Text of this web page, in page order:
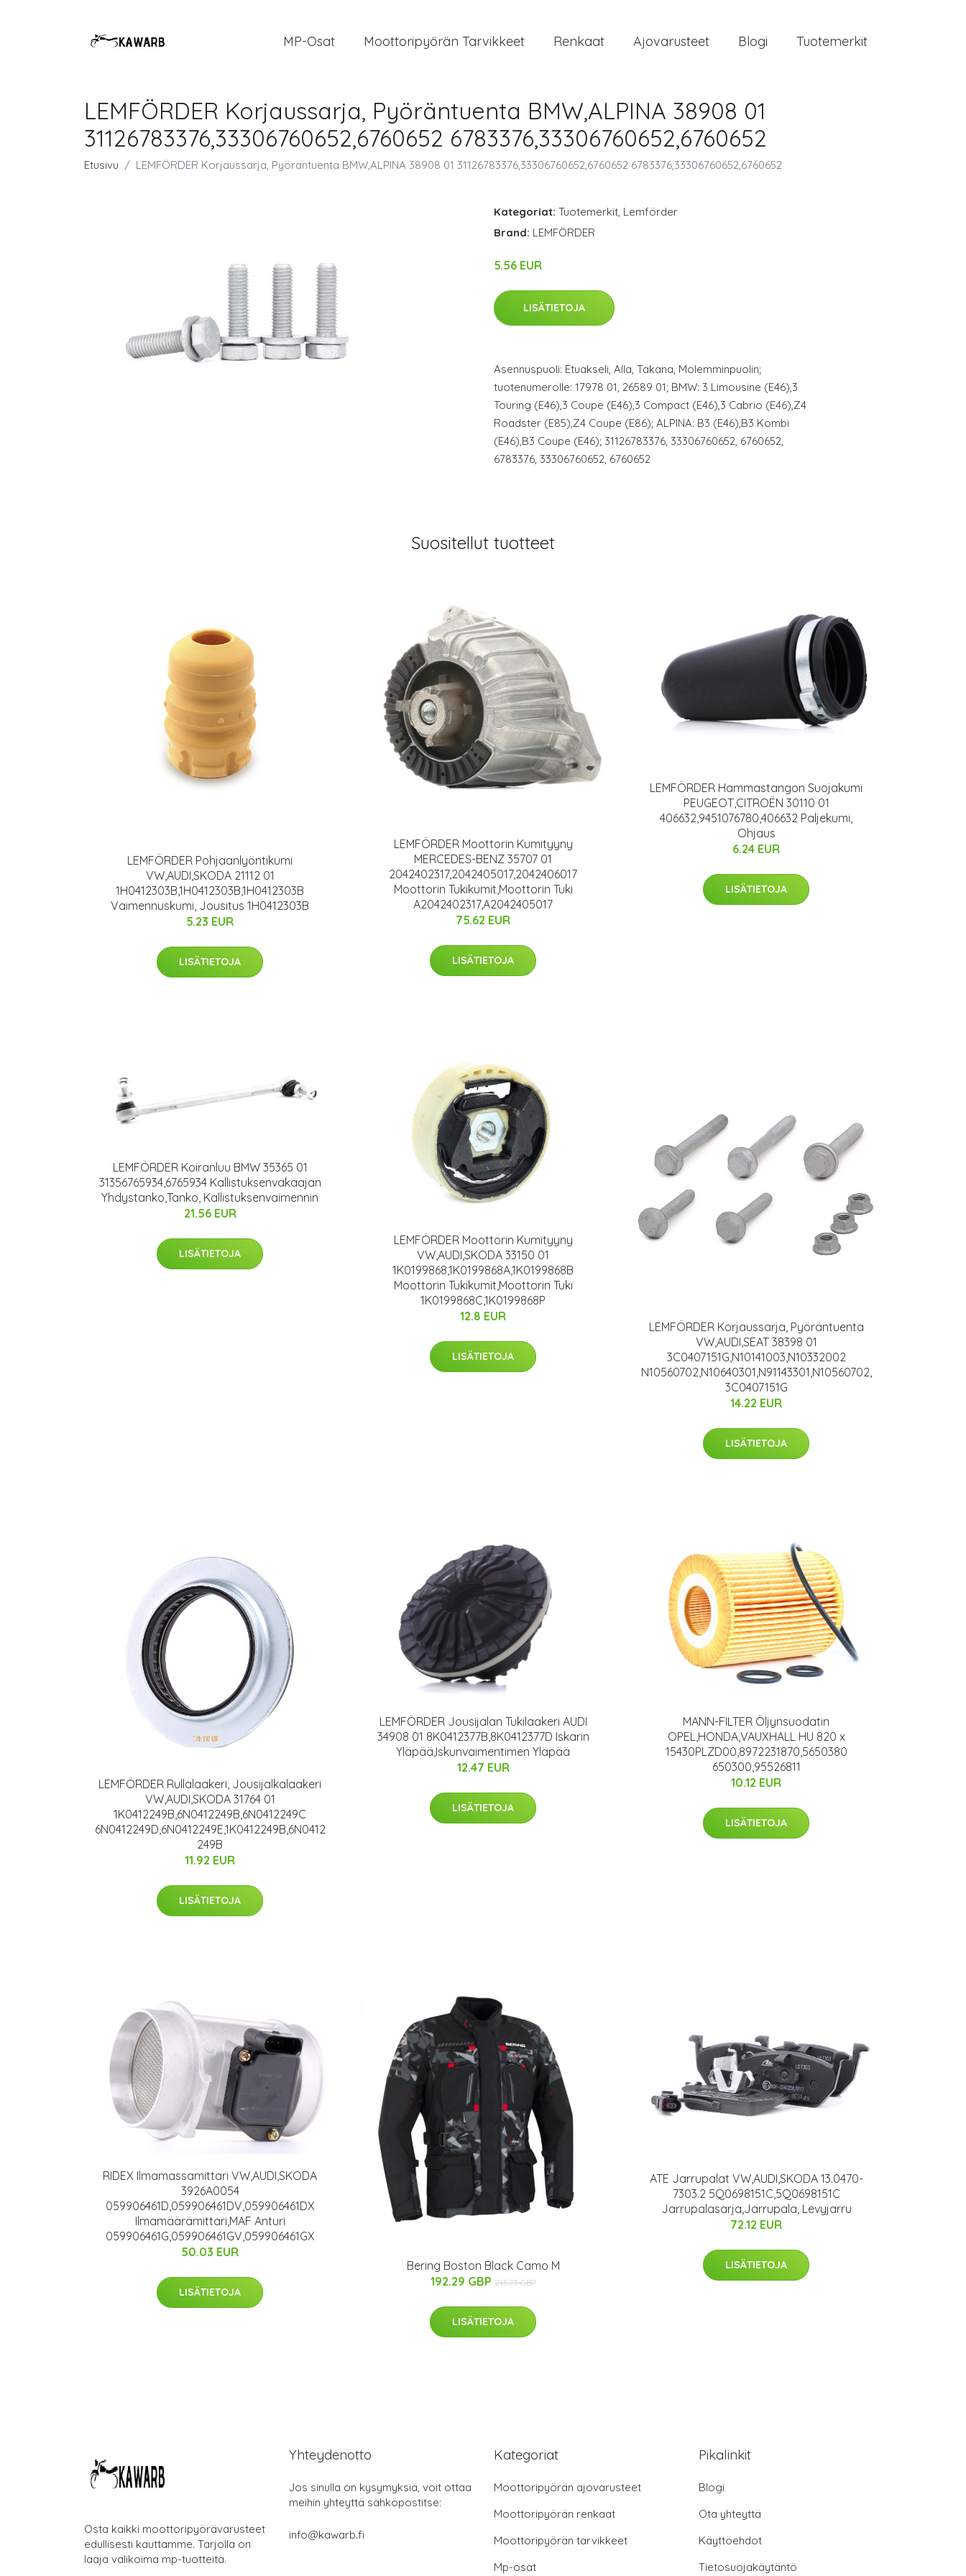
MP-Osat Moottoripyörän Tarvikkeet Renkaat Ajovarusteet Blogi Tuotemerkit
LEMFÖRDER Korjaussarja, Pyöräntuenta BMW,ALPINA 38908 01
31126783376,33306760652,6760652 6783376,33306760652,6760652
Etusivu LEMFÖRDER Korjaussarja, Pyöräntuenta BMW,ALPINA 38908 01 31126783376,33306760652,6760652 6783376,33306760652,6760652
Kategoriat: Tuotemerkit, Lemförder
Brand: LEMFÖRDER
5.56 EUR
LISÄTIETOJA
Asennuspuoli: Etuakseli, Alla, Takana, Molemminpuolin;
tuotenumerolle: 17978 01, 26589 01; BMW: 3 Limousine (E46),3
Touring (E46),3 Coupe (E46),3 Compact (E46),3 Cabrio (E46),Z4
Roadster (E85),Z4 Coupe (E86); ALPINA: B3 (E46),B3 Kombi
(E46),B3 Coupe (E46); 31126783376, 33306760652, 6760652,
6783376, 33306760652, 6760652
Suositellut tuotteet
LEMFÖRDER Pohjaanlyöntikumi
VW,AUDI,SKODA 21112 01
1H0412303B,1H0412303B,1H0412303B
Vaimennuskumi, Jousitus 1H0412303B
5.23 EUR
LISÄTIETOJA
LEMFÖRDER Moottorin Kumityyny
MERCEDES-BENZ 35707 01
2042402317,2042405017,2042406017
Moottorin Tukikumit,Moottorin Tuki
A2042402317,A2042405017
75.62 EUR
LISÄTIETOJA
LEMFÖRDER Hammastangon Suojakumi
PEUGEOT,CITROËN 30110 01
406632,9451076780,406632 Paljekumi,
Ohjaus
6.24 EUR
LISÄTIETOJA
LEMFÖRDER Koiranluu BMW 35365 01
31356765934,6765934 Kallistuksenvakaajan
Yhdystanko,Tanko, Kallistuksenvaimennin
21.56 EUR
LISÄTIETOJA
LEMFÖRDER Moottorin Kumityyny
VW,AUDI,SKODA 33150 01
1K0199868,1K0199868A,1K0199868B
Moottorin Tukikumit,Moottorin Tuki
1K0199868C,1K0199868P
12.8 EUR
LISÄTIETOJA
LEMFÖRDER Korjaussarja, Pyöräntuenta
VW,AUDI,SEAT 38398 01
3C0407151G,N10141003,N10332002
N10560702,N10640301,N91143301,N10560702,
3C0407151G
14.22 EUR
LISÄTIETOJA
LEMFÖRDER Rullalaakeri, Jousijalkalaakeri
VW,AUDI,SKODA 31764 01
1K0412249B,6N0412249B,6N0412249C
6N0412249D,6N0412249E,1K0412249B,6N0412
249B
11.92 EUR
LISÄTIETOJA
LEMFÖRDER Jousijalan Tukilaakeri AUDI
34908 01 8K0412377B,8K0412377D Iskarin
Yläpää,Iskunvaimentimen Yläpää
12.47 EUR
LISÄTIETOJA
MANN-FILTER Öljynsuodatin
OPEL,HONDA,VAUXHALL HU 820 x
15430PLZD00,8972231870,5650380
650300,95526811
10.12 EUR
LISÄTIETOJA
RIDEX Ilmamassamittari VW,AUDI,SKODA
3926A0054
059906461D,059906461DV,059906461DX
Ilmamäärämittari,MAF Anturi
059906461G,059906461GV,059906461GX
50.03 EUR
LISÄTIETOJA
Bering Boston Black Camo M
192.29 GBP 213.73 GBP
LISÄTIETOJA
ATE Jarrupalat VW,AUDI,SKODA 13.0470-
7303.2 5Q0698151C,5Q0698151C
Jarrupalasarja,Jarrupala, Levyjarru
72.12 EUR
LISÄTIETOJA
Osta kaikki moottoripyörävarusteet
edullisesti kauttamme. Tarjolla on
laaja valikoima mp-tuotteita.
Yhteydenotto
Jos sinulla on kysymyksiä, voit ottaa
meihin yhteyttä sähköpostitse:
info@kawarb.fi
Kategoriat
Moottoripyörän ajovarusteet
Moottoripyörän renkaat
Moottoripyörän tarvikkeet
Mp-osat
Pikalinkit
Blogi
Ota yhteyttä
Käyttöehdot
Tietosuojakäytäntö